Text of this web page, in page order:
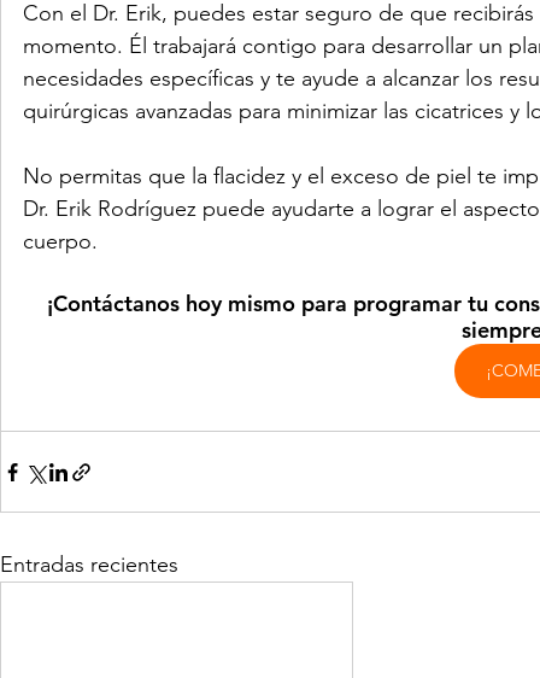
Con el Dr. Erik, puedes estar seguro de que
momento. Él trabajará contigo para desarrollar un
necesidades específicas y te ayude a alcanzar los
quirúrgicas avanzadas para minimizar las cicatrices y
No permitas que la flacidez y el exceso de piel te
Dr. Erik Rodríguez puede ayudarte a lograr el
cuerpo.
¡Contáctanos hoy mismo para programar tu
Entradas recientes